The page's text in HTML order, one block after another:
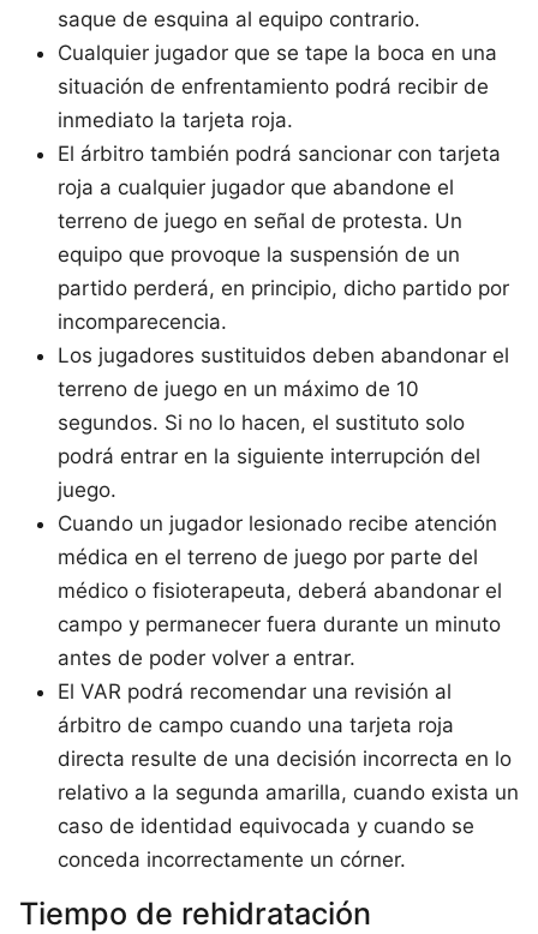
saque de esquina al equipo contrario.
Cualquier jugador que se tape la boca en una
situación de enfrentamiento podrá recibir de
inmediato la tarjeta roja.
El árbitro también podrá sancionar con tarjeta
roja a cualquier jugador que abandone el
terreno de juego en señal de protesta. Un
equipo que provoque la suspensión de un
partido perderá, en principio, dicho partido por
incomparecencia.
Los jugadores sustituidos deben abandonar el
terreno de juego en un máximo de 10
segundos. Si no lo hacen, el sustituto solo
podrá entrar en la siguiente interrupción del
juego.
Cuando un jugador lesionado recibe atención
médica en el terreno de juego por parte del
médico o fisioterapeuta, deberá abandonar el
campo y permanecer fuera durante un minuto
antes de poder volver a entrar.
El VAR podrá recomendar una revisión al
árbitro de campo cuando una tarjeta roja
directa resulte de una decisión incorrecta en lo
relativo a la segunda amarilla, cuando exista un
caso de identidad equivocada y cuando se
conceda incorrectamente un córner.
Tiempo de rehidratación